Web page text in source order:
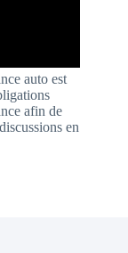
auto est
afin de
en